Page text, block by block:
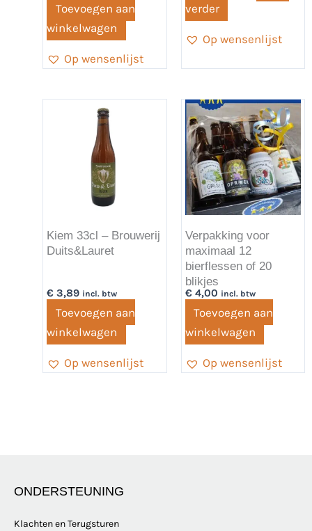
Toevoegen aan
winkelwagen
Op wensenlijst
verder
Op wensenlijst
Kiem 33cl – Brouwerij
Duits&Lauret
€ 3,89 incl. btw
Toevoegen aan
winkelwagen
Op wensenlijst
Verpakking voor
maximaal 12
bierflessen of 20
blikjes
€4,00 incl. btw
Toevoegen aan
winkelwagen
Op wensenlijst
ONDERSTEUNING
Klachten en Terugsturen